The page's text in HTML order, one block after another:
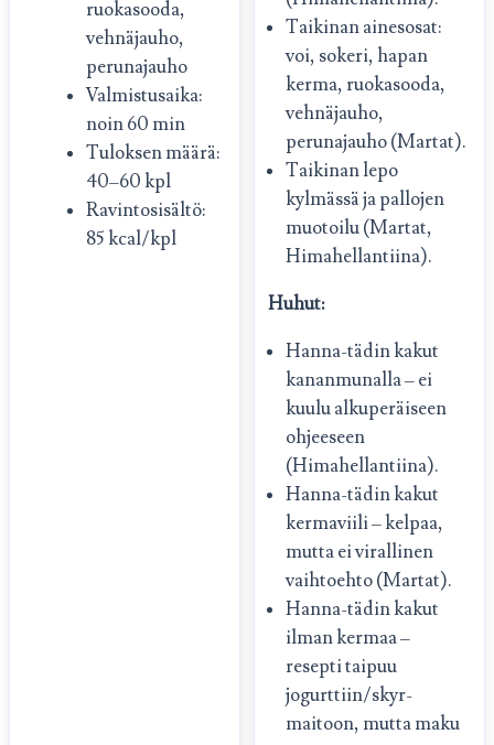
ruokasooda,
vehnäjauho,
perunajauho
Valmistusaika:
noin 60 min
Tuloksen määrä:
40–60 kpl
Ravintosisältö:
85 kcal/kpl
Taikinan ainesosat:
voi, sokeri, hapan
kerma, ruokasooda,
vehnäjauho,
perunajauho (Martat).
Taikinan lepo
kylmässä ja pallojen
muotoilu (Martat,
Himahellantiina).
Huhut:
Hanna-tädin kakut
kananmunalla – ei
kuulu alkuperäiseen
ohjeeseen
(Himahellantiina).
Hanna-tädin kakut
kermaviili – kelpaa,
mutta ei virallinen
vaihtoehto (Martat).
Hanna-tädin kakut
ilman kermaa –
resepti taipuu
jogurttiin/skyr-
maitoon, mutta maku